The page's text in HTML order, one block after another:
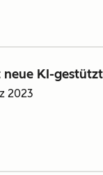
neue KI-
2023